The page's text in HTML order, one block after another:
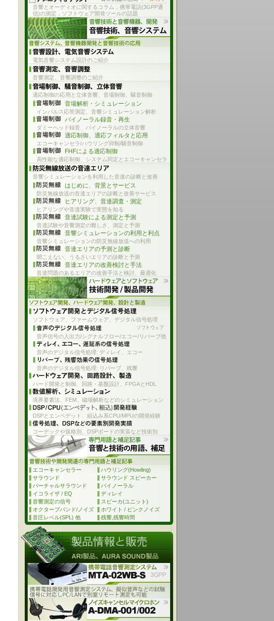
音響とオーディオに関するコラム，携帯電話(3GPP通
信)の測定，ソフトウェア開発ツールの話題
電気音響システム設計のご紹介
音響測定、音響調整のご紹介
適応制御の応用と立体音響、音場制御、騒音制御
音場解析・シミュレーション
インパルス応答測定、音響シミュレーション解析
バイノーラル録音・再生
ダミーヘッド録音、バイノーラルの立体音響
適応制御、適応フィルタと応用
エコーキャンセラ/ハウリング抑制/騒音制御
FHFによる適応制御
高性能な適応制御、システム同定とエコーキャンセラ
音響シミュレーションを利用した音達の診断と改善
はじめに、背景とサービス
防災無線放送の音達エリアの診断と改善サービス
ヒアリング、音達調査・測定
ヒアリングや音達実験で実態を知る
音達試験による測定と予測
音達試験や音響測定の難しさ、測定と予測
音響シミュレーションの利用と利点
音響シミュレーションの防災無線放送への利用
音達エリアの予測と診断
聞こえない、うるさいエリアの診断と予測
音達エリアの改善検討と手法
音達問題のあるエリアの改善手法と検討、最適化
ソフトウェア、ファームウェア、デジタル信号処理
音声信号の入出力/シグナルフロー/エコー/リバーブ他
音声のデジタル信号処理: ディレイ、エコー
音声のデジタル信号処理: リバーブ、残響
ハード開発と制御、回路・基盤設計、FPGAとHDL
境界要素法、FEM、磁場解析などのシミュレーション
DSPとエンベデット、組込み系CPU/MPUの開発経験
コーデックや規格別、DSPボードの実装など技術別
エコーキャンセラー
ハウリング(Howling)
サラウンド
サラウンド スピーカー
バーチャルサラウンド
バイノーラル
イコライザ / EQ
ディレイ
音響測定の信号
スピーカ(ユニット)
オクターブバンド/ノイズ
ホワイト / ピンクノイズ
音圧レベル(SPL) 他
残響,残響時間